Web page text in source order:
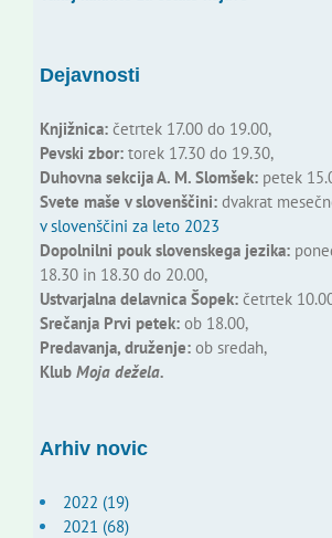
Dejavnosti
Knjižnica:četrtek 17.00 do 19.00,
Pevski zbor:torek 17.30 do 19.30,
Duhovna sekcija A. M. Slomšek:petek
Svete maše v slovenščini:dvakrat
v slovenščini za leto 2023
Dopolnilni pouk slovenskega jezika:
18.30 in 18.30 do 20.00,
Ustvarjalna delavnica Šopek:četrtek
Srečanja Prvi petek:ob 18.00,
Predavanja, druženje:ob sredah,
Klub Moja dežela.
Arhiv novic
2022 (19)
2021 (68)